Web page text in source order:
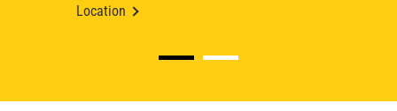
Location